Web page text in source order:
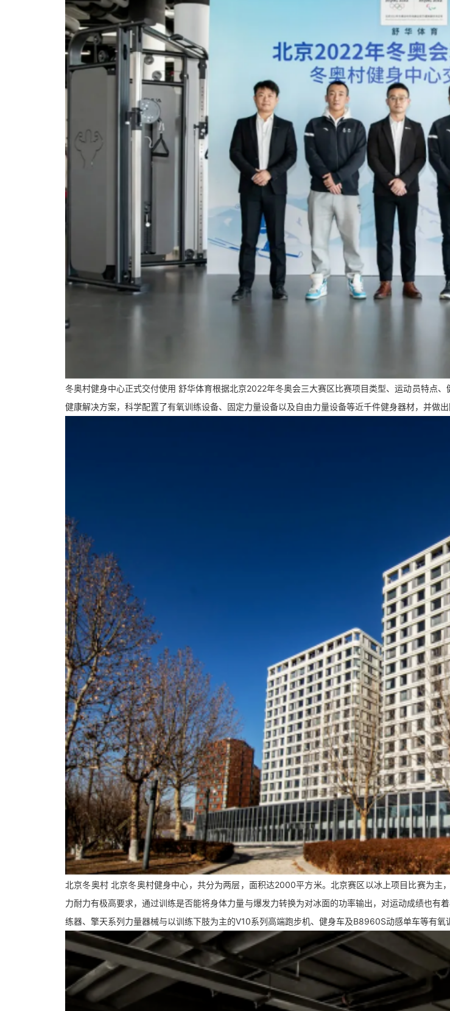
冬奥村健身中心正式交付使用 舒华体育根据北京2022年冬奥会三大赛区比赛项目类型、运动员特点
健康解决方案，科学配置了有氧训练设备、固定力量设备以及自由力量设备等近千件健身器材，并做
北京冬奥村 北京冬奥村健身中心，共分为两层，面积达2000平方米。北京赛区以冰上项目比赛为
力耐力有极高要求，通过训练是否能将身体力量与爆发力转换为对冰面的功率输出，对运动成绩也
练器、擎天系列力量器械与以训练下肢为主的V10系列高端跑步机、健身车及B8960S动感单车等有氧